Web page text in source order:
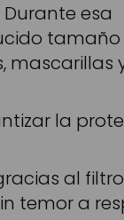
Durante esa
mascarillas
la
al
temor a